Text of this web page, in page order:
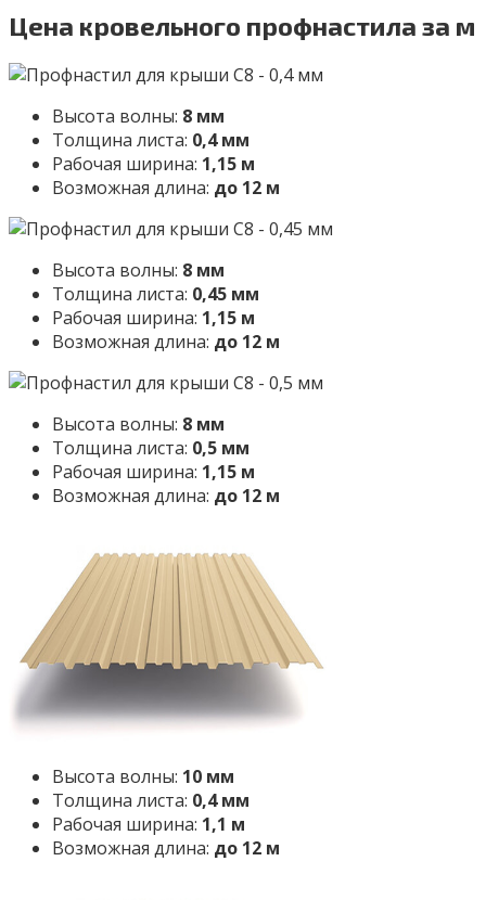
Цена кровельного профнастила за м
Высота волны: 8 мм
Толщина листа: 0,4 мм
Рабочая ширина: 1,15 м
Возможная длина: до 12 м
Высота волны: 8 мм
Толщина листа: 0,45 мм
Рабочая ширина: 1,15 м
Возможная длина: до 12 м
Высота волны: 8 мм
Толщина листа: 0,5 мм
Рабочая ширина: 1,15 м
Возможная длина: до 12 м
Высота волны: 10 мм
Толщина листа: 0,4 мм
Рабочая ширина: 1,1 м
Возможная длина: до 12 м